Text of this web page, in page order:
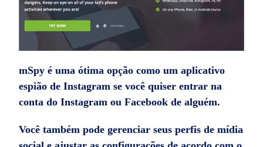
mSpy é uma ótima opção como umaplicativo
espião de Instagram se você quiser entrar na
conta do Instagram ou Facebook de alguém.
Você também pode gerenciar seus perfis de mídia